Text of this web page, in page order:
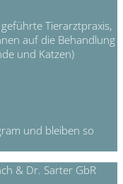
Tierarztpraxis,
auf die Behandlung
und Katzen)
und bleiben so
& Dr. Sarter GbR